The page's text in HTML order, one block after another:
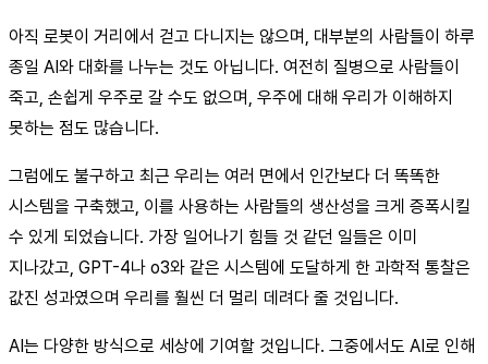
아직 로봇이 거리에서 걷고 다니지는 않으며, 대부분의 사람들이 하루
종일 AI와 대화를 나누는 것도 아닙니다. 여전히 질병으로 사람들이
죽고, 손쉽게 우주로 갈 수도 없으며, 우주에 대해 우리가 이해하지
못하는 점도 많습니다.
그럼에도 불구하고 최근 우리는 여러 면에서 인간보다 더 똑똑한
시스템을 구축했고, 이를 사용하는 사람들의 생산성을 크게 증폭시킬
수 있게 되었습니다. 가장 일어나기 힘들 것 같던 일들은 이미
지나갔고, GPT-4나 o3와 같은 시스템에 도달하게 한 과학적 통찰은
값진 성과였으며 우리를 훨씬 더 멀리 데려다 줄 것입니다.
AI는 다양한 방식으로 세상에 기여할 것입니다. 그중에서도 AI로 인해